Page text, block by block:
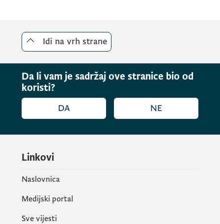
Idi na vrh strane
Da li vam je sadržaj ove stranice bio od
koristi?
DA NE
Linkovi
Naslovnica
Medijski portal
Sve vijesti